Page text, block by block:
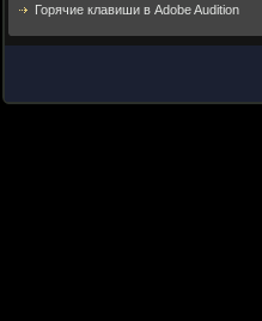
Горячие клавиши в Adobe Audition